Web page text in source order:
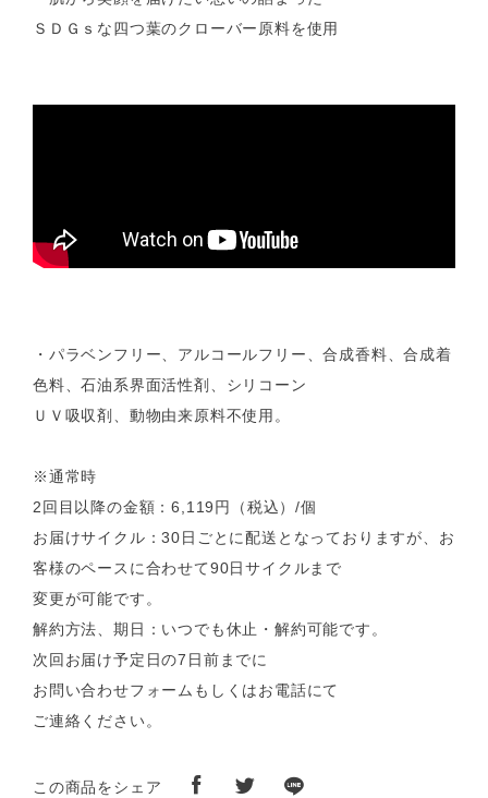
ＳＤＧｓな四つ葉のクローバー原料を使用
・パラベンフリー、アルコールフリー、合成香料、合成着
色料、石油系界面活性剤、シリコーン
ＵＶ吸収剤、動物由来原料不使用。
※通常時
2回目以降の金額：6,119円（税込）/個
お届けサイクル：30日ごとに配送となっておりますが、お
客様のペースに合わせて90日サイクルまで
変更が可能です。
解約方法、期日：いつでも休止・解約可能です。
次回お届け予定日の7日前までに
お問い合わせフォームもしくはお電話にて
ご連絡ください。
この商品をシェア